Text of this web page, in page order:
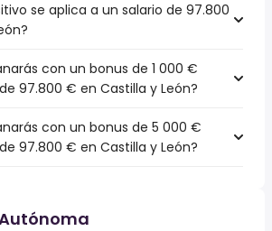
se aplica a un salario de 97.800
con un bonus de 1 000 €
97.800 € en Castilla y León?
con un bonus de 5 000 €
97.800 € en Castilla y León?